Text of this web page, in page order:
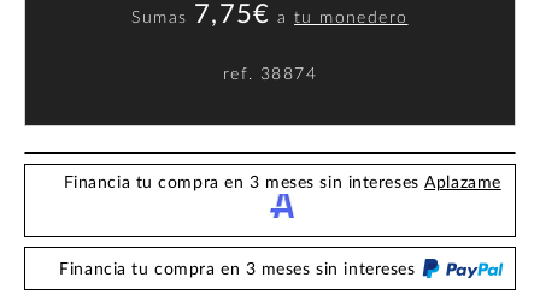
Sumas 7,75€ atu monedero
ref. 38874
Financia tu compra en 3 meses sin interesesAplazame
Financia tu compra en 3 meses sin intereses